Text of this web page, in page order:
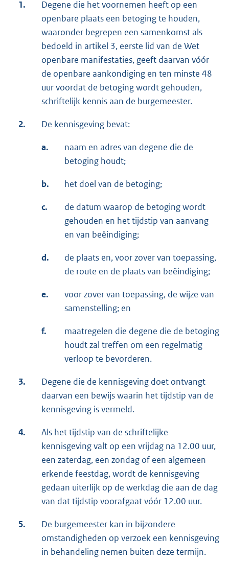
1.
Degene die het voornemen heeft op een
openbare plaats een betoging te houden,
waaronder begrepen een samenkomst als
bedoeld in artikel 3, eerste lid van de Wet
openbare manifestaties, geeft daarvan vóór
de openbare aankondiging en ten minste 48
uur voordat de betoging wordt gehouden,
schriftelijk kennis aan de burgemeester.
2. De kennisgeving bevat:
a.
naam en adres van degene die de
betoging houdt;
b. het doel van de betoging;
c.
de datum waarop de betoging wordt
gehouden en het tijdstip van aanvang
en van beëindiging;
d.
de plaats en, voor zover van toepassing,
de route en de plaats van beëindiging;
e.
voor zover van toepassing, de wijze van
samenstelling; en
f.
maatregelen die degene die de betoging
houdt zal treffen om een regelmatig
verloop te bevorderen.
3.
Degene die de kennisgeving doet ontvangt
daarvan een bewijs waarin het tijdstip van de
kennisgeving is vermeld.
4.
Als het tijdstip van de schriftelijke
kennisgeving valt op een vrijdag na 12.00 uur,
een zaterdag, een zondag of een algemeen
erkende feestdag, wordt de kennisgeving
gedaan uiterlijk op de werkdag die aan de dag
van dat tijdstip voorafgaat vóór 12.00 uur.
5.
De burgemeester kan in bijzondere
omstandigheden op verzoek een kennisgeving
in behandeling nemen buiten deze termijn.